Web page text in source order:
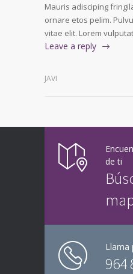
Mauris adisciping
ornare etos pelim.
vitae elit. Lorem
Leave a reply
JAVI
de ti
Llama
964